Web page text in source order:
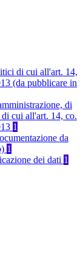
di cui all'art. 14,
(da pubblicare in
di
cui all'art. 14, co.
1
da
1
dei dati 1